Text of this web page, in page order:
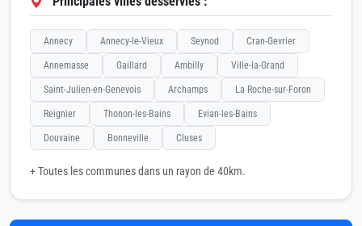
Annecy Annecy-le-Vieux Seynod Cran-Gevrier
Annemasse Gaillard Ambilly Ville-la-Grand
Saint-Julien-en-Genevois Archamps La Roche-sur-Foron
Reignier Thonon-les-Bains Evian-les-Bains
Douvaine Bonneville Cluses
+ Toutes les communes dans un rayon de 40km.